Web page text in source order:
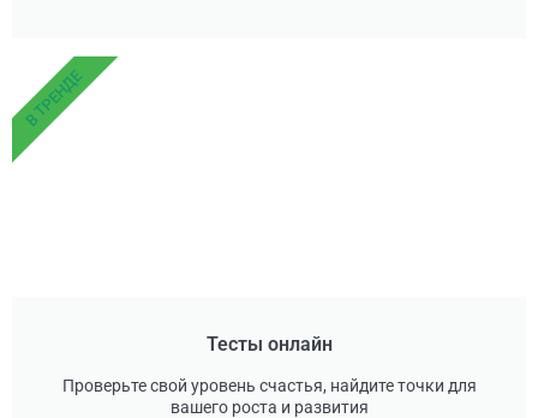
Тесты онлайн
Проверьте свой уровень счастья, найдите точки для
вашего роста и развития
В ТРЕНДЕ